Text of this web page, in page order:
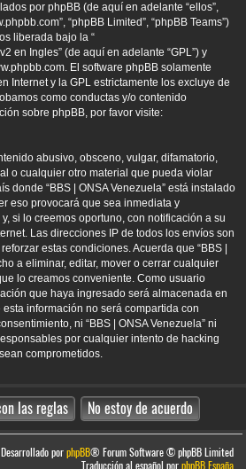
por phpBB (de aquí en adelante “ellos”,
“phpBB Limited”, “phpBB Teams”)
liberada bajo la “
en Ingles” (de aquí en adelante “GPL”) y
. El software phpBB solamente
Internet y la GPL estrictamente los excluye de
como conductas y/o contenido
sobre phpBB, por favor visite:
abusivo, obsceno, vulgar, difamatorio,
o cualquier otro material que pueda violar
donde “BBS | ONSA Venezuela” está instalado
eso provocará que sea inmediata y
si lo creemos oportuno, con notificación a su
Las direcciones IP de todos los envíos son
estas condiciones. Acuerda que “BBS |
a eliminar, editar, mover o cerrar cualquier
lo creamos conveniente. Como usuario
que haya ingresado será almacenada en
información no será compartida con
ni “BBS | ONSA Venezuela” ni
por cualquier intento de hacking
comprometidos.
Desarrollado porphpBB® Forum Software © phpBB Limited
Traducción al español porphpBB España